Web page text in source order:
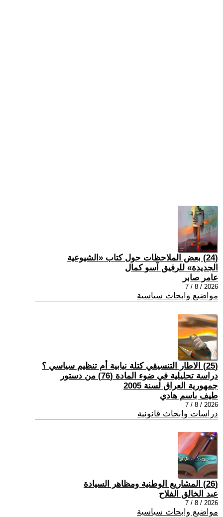
(24) بعض الملاحظات حول كتاب «الشيوعية
الجديدة» للرفيق آسو كمال
عامر صابر
2026 / 8 / 7
مواضيع وابحاث سياسية
(25) الاطار التنسيقي كتلة نيابية أم تنظيم سياسي ؟
دراسة تحليلية في ضوء المادة (76) من دستور
جمهورية العراق لسنة 2005
طيف باسم هادي
2026 / 8 / 7
دراسات وابحاث قانونية
(26) المشاريع الوطنية ومظاهر السيادة
عبد الخالق الفلاح
2026 / 8 / 7
مواضيع وابحاث سياسية